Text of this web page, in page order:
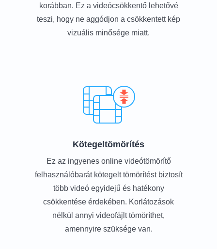
korábban. Ez a videócsökkentő lehetővé
teszi, hogy ne aggódjon a csökkentett kép
vizuális minősége miatt.
Kötegeltömörítés
Ez az ingyenes online videótömörítő
felhasználóbarát kötegelt tömörítést biztosít
több videó egyidejű és hatékony
csökkentése érdekében. Korlátozások
nélkül annyi videofájlt tömöríthet,
amennyire szüksége van.